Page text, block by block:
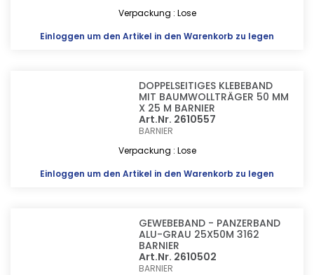
Verpackung : Lose
Einloggen um den Artikel in den Warenkorb zu legen
DOPPELSEITIGES KLEBEBAND
MIT BAUMWOLLTRÄGER 50 MM
X 25 M BARNIER
Art.Nr. 2610557
BARNIER
Verpackung : Lose
Einloggen um den Artikel in den Warenkorb zu legen
GEWEBEBAND - PANZERBAND
ALU-GRAU 25X50M 3162
BARNIER
Art.Nr. 2610502
BARNIER